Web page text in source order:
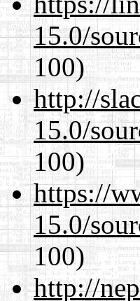
15.0/
100)
http://
15.0/
100)
https://
15.0/
100)
http://